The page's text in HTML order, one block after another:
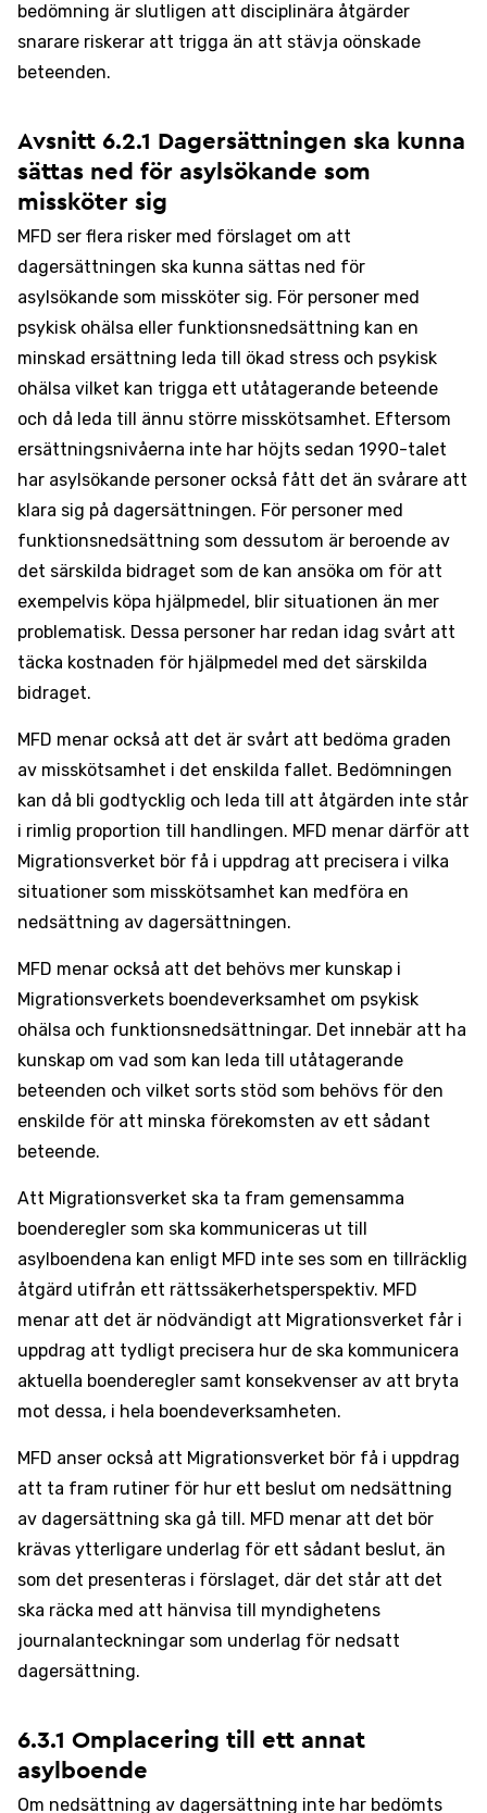
bedömning är slutligen att disciplinära åtgärder
snarare riskerar att trigga än att stävja oönskade
beteenden.
Avsnitt 6.2.1 Dagersättningen ska kunna
sättas ned för asylsökande som
missköter sig
MFD ser flera risker med förslaget om att
dagersättningen ska kunna sättas ned för
asylsökande som missköter sig. För personer med
psykisk ohälsa eller funktionsnedsättning kan en
minskad ersättning leda till ökad stress och psykisk
ohälsa vilket kan trigga ett utåtagerande beteende
och då leda till ännu större misskötsamhet. Eftersom
ersättningsnivåerna inte har höjts sedan 1990-talet
har asylsökande personer också fått det än svårare att
klara sig på dagersättningen. För personer med
funktionsnedsättning som dessutom är beroende av
det särskilda bidraget som de kan ansöka om för att
exempelvis köpa hjälpmedel, blir situationen än mer
problematisk. Dessa personer har redan idag svårt att
täcka kostnaden för hjälpmedel med det särskilda
bidraget.
MFD menar också att det är svårt att bedöma graden
av misskötsamhet i det enskilda fallet. Bedömningen
kan då bli godtycklig och leda till att åtgärden inte står
i rimlig proportion till handlingen. MFD menar därför att
Migrationsverket bör få i uppdrag att precisera i vilka
situationer som misskötsamhet kan medföra en
nedsättning av dagersättningen.
MFD menar också att det behövs mer kunskap i
Migrationsverkets boendeverksamhet om psykisk
ohälsa och funktionsnedsättningar. Det innebär att ha
kunskap om vad som kan leda till utåtagerande
beteenden och vilket sorts stöd som behövs för den
enskilde för att minska förekomsten av ett sådant
beteende.
Att Migrationsverket ska ta fram gemensamma
boenderegler som ska kommuniceras ut till
asylboendena kan enligt MFD inte ses som en tillräcklig
åtgärd utifrån ett rättssäkerhetsperspektiv. MFD
menar att det är nödvändigt att Migrationsverket får i
uppdrag att tydligt precisera hur de ska kommunicera
aktuella boenderegler samt konsekvenser av att bryta
mot dessa, i hela boendeverksamheten.
MFD anser också att Migrationsverket bör få i uppdrag
att ta fram rutiner för hur ett beslut om nedsättning
av dagersättning ska gå till. MFD menar att det bör
krävas ytterligare underlag för ett sådant beslut, än
som det presenteras i förslaget, där det står att det
ska räcka med att hänvisa till myndighetens
journalanteckningar som underlag för nedsatt
dagersättning.
6.3.1 Omplacering till ett annat
asylboende
Om nedsättning av dagersättning inte har bedömts